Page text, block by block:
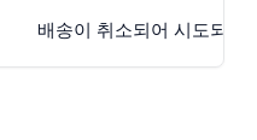
배송이 취소되어 시도되지